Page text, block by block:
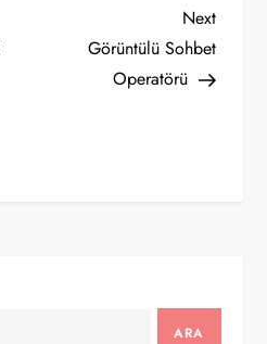
Next
Post
Next
Görüntülü Sohbet
Operatörü
ARA